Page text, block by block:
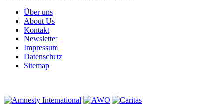
Über uns
About Us
Kontakt
Newsletter
Impressum
Datenschutz
Sitemap